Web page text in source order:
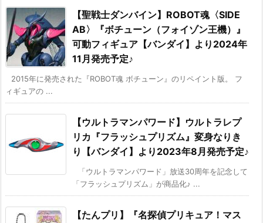
【聖戦士ダンバイン】ROBOT魂〈SIDE
AB〉『ボチューン（フォイゾン王機）』
可動フィギュア【バンダイ】より2024年
11月発売予定♪
2015年に発売された『ROBOT魂 ボチューン』のリペイント版。 フ
ィギュアの ...
【ウルトラマンパワード】ウルトラレプ
リカ『フラッシュプリズム』変身なりき
り【バンダイ】より2023年8月発売予定♪
「ウルトラマンパワード」放送30周年を記念して
「フラッシュプリズム」が商品化♪ ...
【たんプリ】『名探偵プリキュア！マス